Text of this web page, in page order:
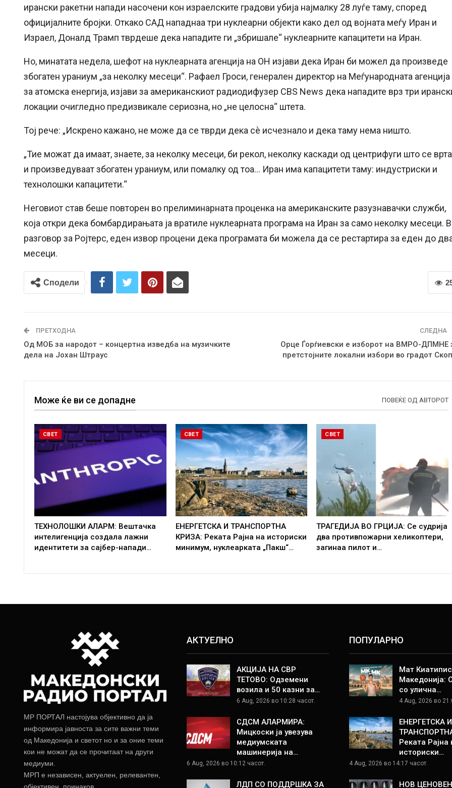
ирански ракетни напади насочени кон израелските градови убија најмалку 28 луѓе таму, според
официјалните бројки. Откако САД нападнаа три нуклеарни објекти како дел од војната меѓу Иран и
Израел, Доналд Трамп тврдеше дека нападите ги „збришале“ нуклеарните капацитети на Иран.
Но, минатата недела, шефот на нуклеарната агенција на ОН изјави дека Иран би можел да произведе
збогатен ураниум „за неколку месеци“. Рафаел Гроси, генерален директор на Меѓународната агенција
за атомска енергија, изјави за американскиот радиодифузер CBS News дека нападите врз три
локации очигледно предизвикале сериозна, но „не целосна“ штета.
Тој рече: „Искрено кажано, не може да се тврди дека сè исчезнало и дека таму нема ништо.
„Тие можат да имаат, знаете, за неколку месеци, би рекол, неколку каскади од центрифуги што се
и произведуваат збогатен ураниум, или помалку од тоа… Иран има капацитети таму: индустриски и
технолошки капацитети.“
Неговиот став беше повторен во прелиминарната проценка на американските разузнавачки служби,
која откри дека бомбардирањата ја вратиле нуклеарната програма на Иран за само неколку месеци.
разговор за Ројтерс, еден извор процени дека програмата би можела да се рестартира за еден до
месеци.
Сподели
ПРЕТХОДНА
Од МОБ за народот – концертна изведба на музичките
дела на Јохан Штраус
СЛЕДНА
Орце Ѓорѓиевски е изборот на ВМРО-ДПМНЕ
претстојните локални избори во градот
Може ќе ви се допадне ПОВЕЌЕ ОД АВТОРОТ
СВЕТ
ТЕХНОЛОШКИ АЛАРМ: Вештачка
интелигенција создала лажни
идентитети за сајбер-напади…
СВЕТ
ЕНЕРГЕТСКА И ТРАНСПОРТНА
КРИЗА: Реката Рајна на историски
минимум, нуклеарката „Пакш“…
СВЕТ
ТРАГЕДИЈА ВО ГРЦИЈА: Се судрија
два противпожарни хеликоптери,
загинаа пилот и…
МР ПОРТАЛ настојува објективно да ја
информира јавноста за сите важни теми
од Македонија и светот но и за оние теми
кои не можат да се прочитаат на други
медиуми.
МРП е независен, актуелен, релевантен,
објективен, поинаков.
АКТУЕЛНО
АКЦИЈА НА СВР
ТЕТОВО: Одземени
возила и 50 казни за…
6 Aug, 2026 во 10:28 часот.
СДСМ АЛАРМИРА:
Мицкоски ја увезува
медиумската
машинерија на…
6 Aug, 2026 во 10:12 часот.
ЛДП СО ПОДДРШКА ЗА
ПОПУЛАРНО
Мат
Македонија:
со улична…
4 Aug, 2026 во
ЕНЕРГЕТСКА И
Реката Рајна
историски…
4 Aug, 2026 во 14:17 часот.
НОВ